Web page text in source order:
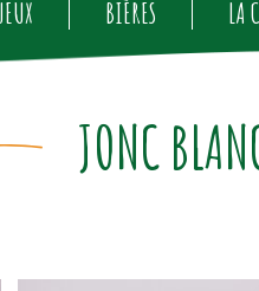
BIÈRES LA
JONC